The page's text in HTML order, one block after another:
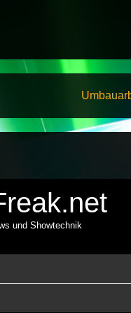
und Showtechnik